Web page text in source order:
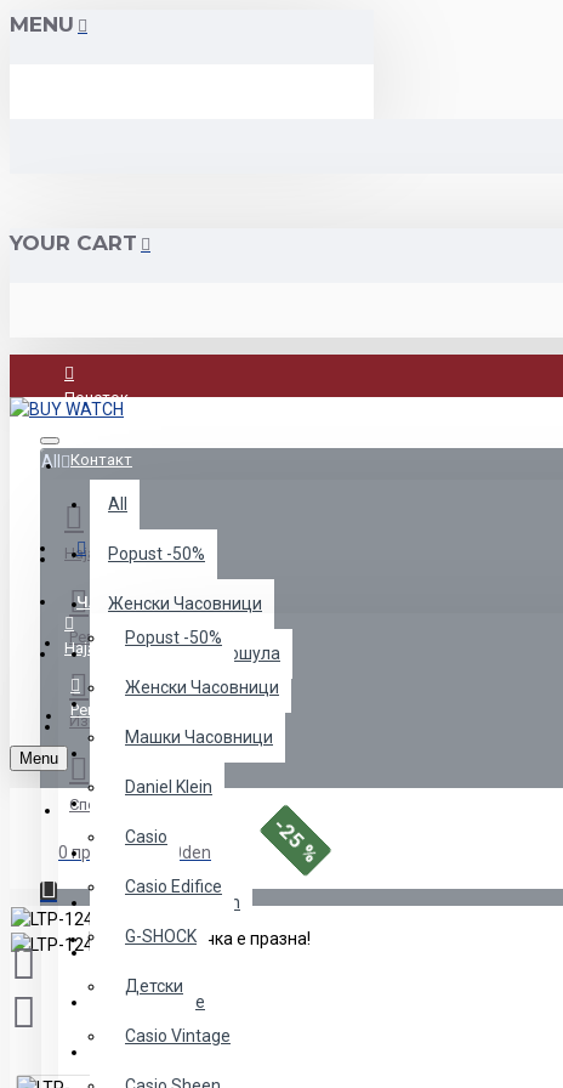
MENU
YOUR CART
Почеток
Контакт
All
All
Popust -50%
Женски Часовници
Манжетни за Кошула
Menss" Colection
Casio Edifice
Најава
Регистрација
Избрани
Споредба
0 продукт(и) - 0den
Вашата кошничка е празна!
Menu
ЧАСОВНИЦИ
Popust -50%
Женски Часовници
Машки Часовници
Daniel Klein
Casio
Casio Edifice
G-SHOCK
Детски
Casio Vintage
Најава
Регистрација
Menu
-25 %